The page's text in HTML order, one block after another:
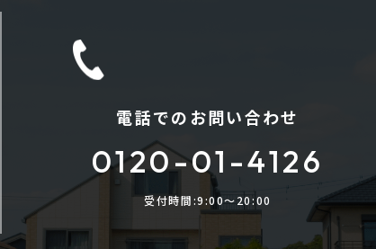
電話でのお問い合わせ
0120-01-4126
受付時間:9:00〜20:00